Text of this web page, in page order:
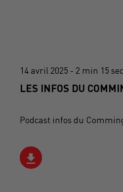
14 avril 2025 - 2 min 15 sec
LES INFOS DU
Podcast infos du